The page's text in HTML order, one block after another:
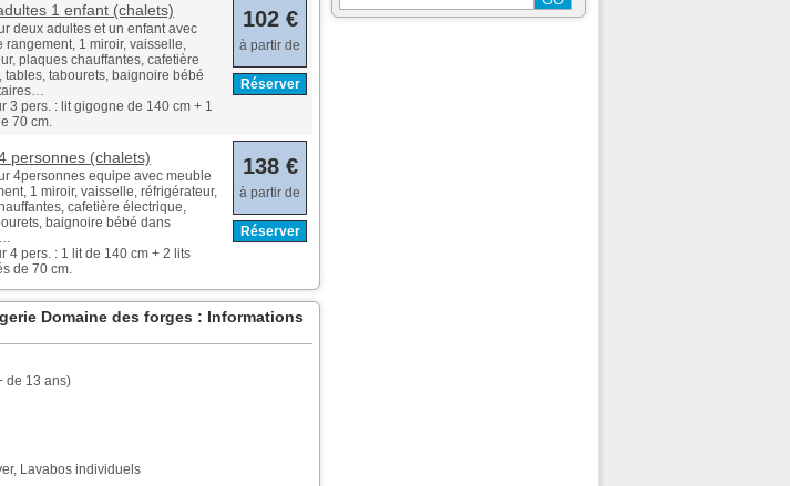
1 enfant (chalets)
deux adultes et un enfant avec
rangement, 1 miroir, vaisselle,
plaques chauffantes, cafetière
tables, tabourets, baignoire bébé
3 pers. : lit gigogne de 140 cm + 1
70 cm.
102 €
à partir de
Réserver
personnes (chalets)
4personnes equipe avec meuble
1 miroir, vaisselle, réfrigérateur,
cafetière électrique,
baignoire bébé dans
4 pers. : 1 lit de 140 cm + 2 lits
de 70 cm.
138 €
à partir de
Réserver
Domaine des forges : Informations
de 13 ans)
Lavabos individuels